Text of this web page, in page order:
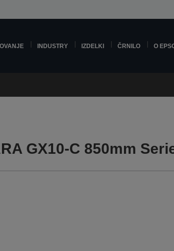
INDUSTRY IZDELKI ČRNILO O
GX10-C 850mm